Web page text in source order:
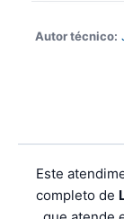
Autor técnico:
Este
completo de